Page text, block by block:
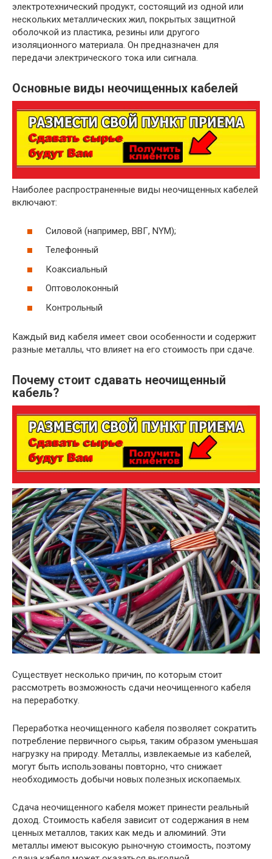
электротехнический продукт, состоящий из одной или
нескольких металлических жил, покрытых защитной
оболочкой из пластика, резины или другого
изоляционного материала. Он предназначен для
передачи электрического тока или сигнала.
Основные виды неочищенных кабелей
Наиболее распространенные виды неочищенных кабелей
включают:
Силовой (например, ВВГ, NYM);
Телефонный
Коаксиальный
Оптоволоконный
Контрольный
Каждый вид кабеля имеет свои особенности и содержит
разные металлы, что влияет на его стоимость при сдаче.
Почему стоит сдавать неочищенный
кабель?
Существует несколько причин, по которым стоит
рассмотреть возможность сдачи неочищенного кабеля
на переработку.
Переработка неочищенного кабеля позволяет сократить
потребление первичного сырья, таким образом уменьшая
нагрузку на природу. Металлы, извлекаемые из кабелей,
могут быть использованы повторно, что снижает
необходимость добычи новых полезных ископаемых.
Сдача неочищенного кабеля может принести реальный
доход. Стоимость кабеля зависит от содержания в нем
ценных металлов, таких как медь и алюминий. Эти
металлы имеют высокую рыночную стоимость, поэтому